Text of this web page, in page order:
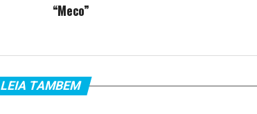
“Meco”
LEIA TAMBEM